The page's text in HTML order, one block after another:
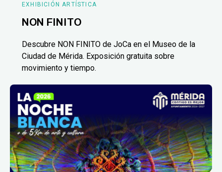
EXHIBICIÓN ARTÍSTICA
NON FINITO
Descubre NON FINITO de JoCa en el Museo de la
Ciudad de Mérida. Exposición gratuita sobre
movimiento y tiempo.